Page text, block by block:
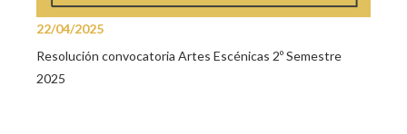
22/04/2025
Resolución convocatoria Artes Escénicas 2º Semestre
2025